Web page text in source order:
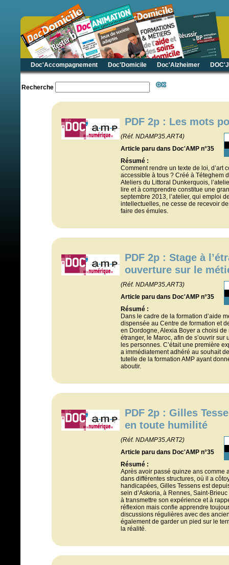
Doc'Accompagnement Doc'Domicile Doc'Alzheimer
Recherche
PDF 2p : Les mots
(Réf. NDAMP35.ART4)
Article paru dans Doc'AMP n°35
Résumé :
Comment rendre un texte de loi, d’art
accessible à tous ? Créé à Téteghem
Ateliers du Littoral Dunkerquois,
lire et à comprendre constitue une
septembre 2013, l’atelier, qui emploi
intellectuelles, ne cesse de recevoir
faire des émules.
PDF 2p : Stage à
ouverture sur le
(Réf. NDAMP35.ART3)
Article paru dans Doc'AMP n°35
Résumé :
Dans le cadre de la formation d’aide
dispensée au Centre de formation et
en Dordogne, Alexia Boyer a choisi
étranger, le Maroc, afin de s’ouvrir sur
les personnes. C’était une première
a immédiatement adhéré au souhait
tutelle de la formation AMP ayant
aboutir.
PDF 2p : Gilles
en toute humilité
(Réf. NDAMP35.ART2)
Article paru dans Doc'AMP n°35
Résumé :
Après avoir passé quinze ans comme
dans différentes structures, où il a
handicapées, Gilles Tessens est
sein d’Askoria, à Rennes, Saint-
à transmettre son expérience et à
réflexion mais confie apprendre
discussions régulières avec des
également de garder un pied sur le
la réalité.